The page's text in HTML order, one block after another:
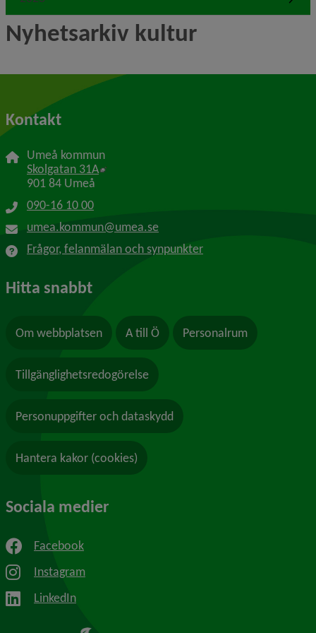
Nyhetsarkiv kultur
Kontakt
Umeå kommun
Skolgatan 31A Länk till annan webbplats, öppnas i nytt
901 84 Umeå
090-16 10 00
umea.kommun@umea.se
Frågor, felanmälan och synpunkter
Hitta snabbt
Om webbplatsen A till Ö Personalrum
Tillgänglighetsredogörelse
Personuppgifter och dataskydd
Hantera kakor (cookies)
Sociala medier
Facebook
Instagram
LinkedIn